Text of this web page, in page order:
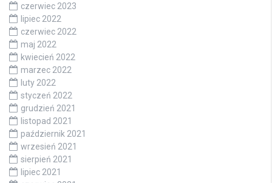
czerwiec 2023
lipiec 2022
czerwiec 2022
maj 2022
kwiecień 2022
marzec 2022
luty 2022
styczeń 2022
grudzień 2021
listopad 2021
październik 2021
wrzesień 2021
sierpień 2021
lipiec 2021